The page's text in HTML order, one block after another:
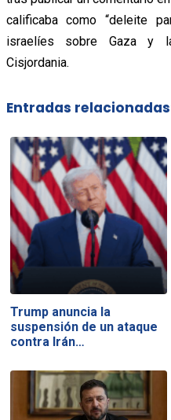
calificaba como “deleite
israelíes sobre Gaza y
Cisjordania.
Entradas
Trump anuncia la
suspensión de un ataque
contra Irán…